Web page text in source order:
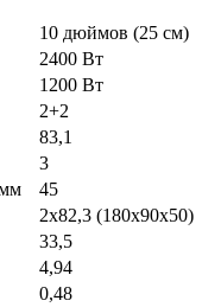
10 дюймов (25 см)
2400 Вт
1200 Вт
2+2
83,1
3
45
2х82,3 (180x90x50)
33,5
4,94
0,48